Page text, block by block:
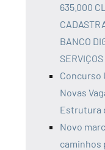
635.000
BANCO
SERVIÇOS
Concurso
Novas
Estrutura
Novo
caminhos